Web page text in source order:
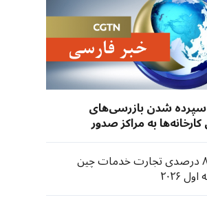
شدن بازرسی‌های
به مراکز صدور
در آمریکا از سوی
صادرکننده «سی‌سی‌سی»
رشد ۸.۳ درصدی تجارت خدمات چین
۲۰۲۶